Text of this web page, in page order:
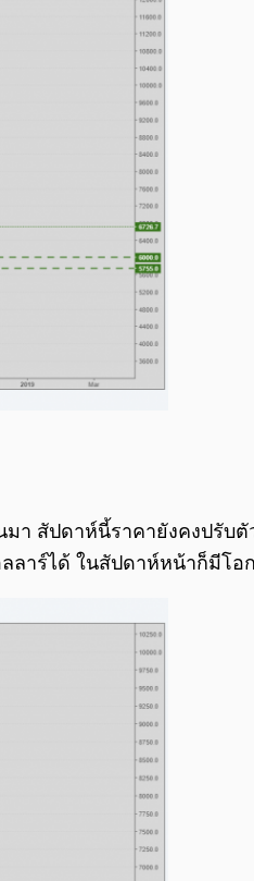
สัปดาห์นี้ราคายังคงปรับตั
ลาร์ได้ ในสัปดาห์หน้าก็มีโ